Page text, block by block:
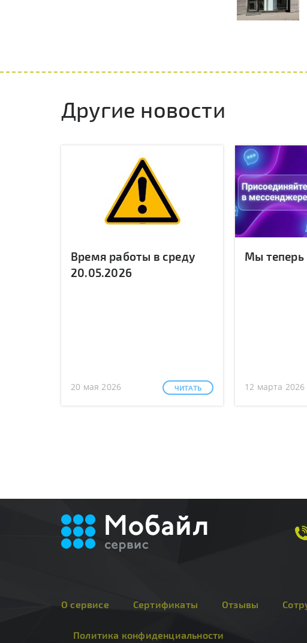
Другие новости
Время работы в среду
20.05.2026
20 мая 2026 ЧИТАТЬ
Мы теперь
12 марта 2026
О сервисе Сертификаты Отзывы
Политика конфиденциальности